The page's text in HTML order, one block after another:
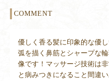
COMMENT
優しく香る髪に印象的な優
弧を描く鼻筋とシャープな
像です！マッサージ技術は
と病みつきになること間違